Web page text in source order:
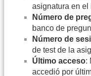
asignatura en el
Número de
banco de
Número de
de test de la
Último acceso:
accedió por